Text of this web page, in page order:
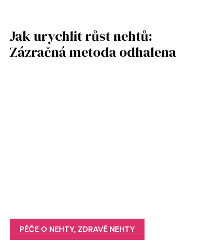
Jak urychlit růst nehtů:
Zázračná metoda odhalena
PÉČE O NEHTY, ZDRAVÉ NEHTY